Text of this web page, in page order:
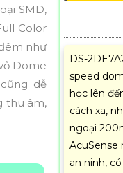
SMD,
Color
như
Dome
dễ
thu âm,
DS-
speed
học lên
cách xa,
ngoại
AcuSense
an ninh,